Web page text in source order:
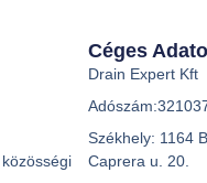
Céges
Drain Expert Kft
Székhely: 1164
Caprera u. 20.